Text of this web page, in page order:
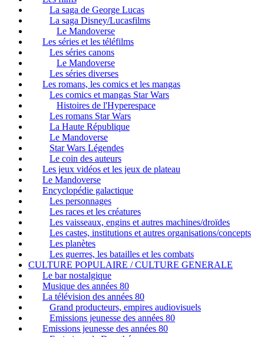
La saga de George Lucas
La saga Disney/Lucasfilms
Le Mandoverse
Les séries et les téléfilms
Les séries canons
Le Mandoverse
Les séries diverses
Les romans, les comics et les mangas
Les comics et mangas Star Wars
Histoires de l'Hyperespace
Les romans Star Wars
La Haute République
Le Mandoverse
Star Wars Légendes
Le coin des auteurs
Les jeux vidéos et les jeux de plateau
Le Mandoverse
Encyclopédie galactique
Les personnages
Les races et les créatures
Les vaisseaux, engins et autres machines/droïdes
Les castes, institutions et autres organisations/concepts
Les planètes
Les guerres, les batailles et les combats
CULTURE POPULAIRE / CULTURE GENERALE
Le bar nostalgique
Musique des années 80
La télévision des années 80
Grand producteurs, empires audiovisuels
Emissions jeunesse des années 80
Emissions jeunesse des années 80